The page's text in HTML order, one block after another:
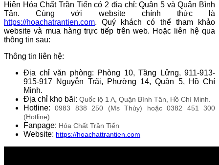
Hiện Hóa Chất Trần Tiến có 2 địa chỉ: Quận 5 và Quận Bình
Tân. Cùng với website chính thức là
https://hoachatrantien.com. Quý khách có thể tham khảo
website và mua hàng trực tiếp trên web. Hoặc liên hệ qua
thông tin sau:
Thông tin liên hệ:
Địa chỉ văn phòng: Phòng 10, Tầng Lửng, 911-913-
915-917 Nguyễn Trãi, Phường 14, Quận 5, Hồ Chí
Minh.
Địa chỉ kho bãi: Quốc lộ 1 A, Quận Bình Tân, Hồ Chí Minh.
Hotline: 0983 838 250 (Ms Thủy) hoặc0382 451 300
(Hotline)
Fanpage: Hóa Chất Trần Tiến
Website: https://hoachattrantien.com